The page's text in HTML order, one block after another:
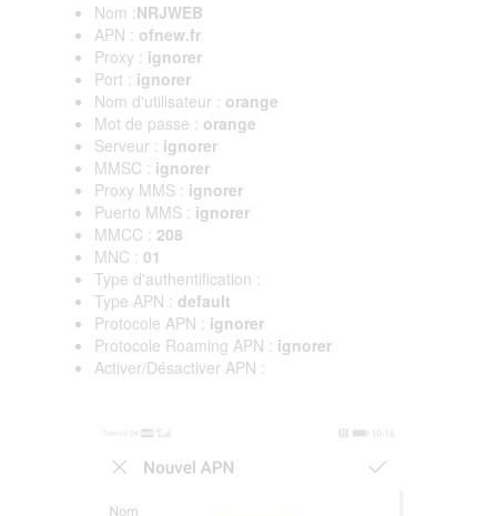
Nom :NRJWEB
APN : ofnew.fr
Proxy : ignorer
Port : ignorer
Nom d'utilisateur : orange
Mot de passe : orange
Serveur : ignorer
MMSC : ignorer
Proxy MMS : ignorer
Puerto MMS : ignorer
MMCC : 208
MNC : 01
Type d'authentification :
Type APN : default
Protocole APN : ignorer
Protocole Roaming APN : ignorer
Activer/Désactiver APN :